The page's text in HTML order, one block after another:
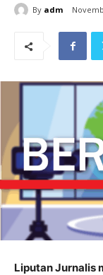
By adm
Liputan Jurnalis